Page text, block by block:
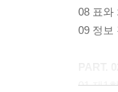
08 표와
09 정보
01 제1